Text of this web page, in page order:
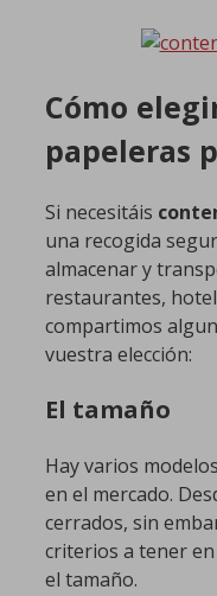
Cómo
papeleras
Si necesitáis
una recogida
almacenar y
restaurantes,
compartimos
vuestra elección:
El tamaño
Hay varios
en el mercado.
cerrados, sin
criterios a tener
el tamaño.